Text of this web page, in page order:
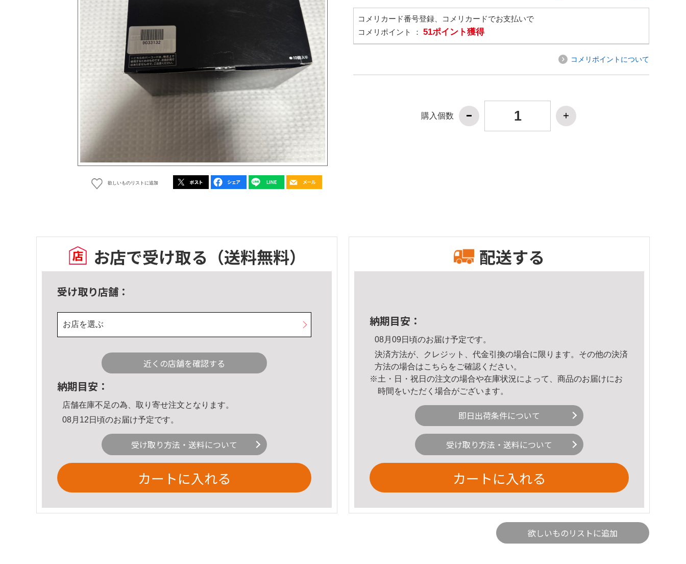
欲しいものリストに追加
コメリカード番号登録、コメリカードでお支払いで
コメリポイント ： 51ポイント獲得
コメリポイントについて
購入個数
お店で受け取る （送料無料）
受け取り店舗：
お店を選ぶ
近くの店舗を確認する
納期目安：
店舗在庫不足の為、取り寄せ注文となります。
08月12日頃のお届け予定です。
受け取り方法・送料について
カートに入れる
配送する
納期目安：
08月09日頃のお届け予定です。
決済方法が、クレジット、代金引換の場合に限ります。その他の決済
方法の場合はこちら をご確認ください。
※土・日・祝日の注文の場合や在庫状況によって、商品のお届けにお
時間をいただく場合がございます。
即日出荷条件について
受け取り方法・送料について
カートに入れる
欲しいものリストに追加